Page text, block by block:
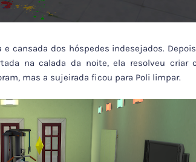
cansada dos hóspedes indesejados.
na calada da noite, ela resolveu criar
mas a sujeirada ficou para Poli limpar.